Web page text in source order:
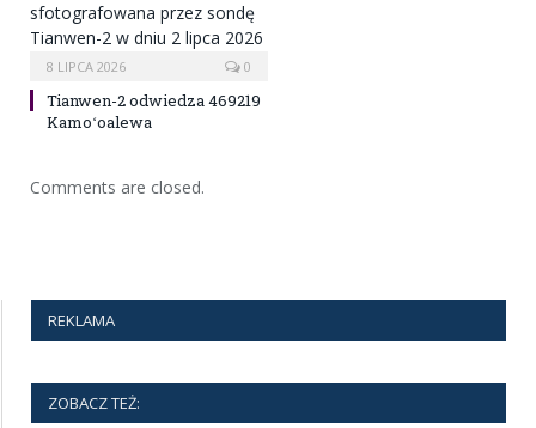
8 LIPCA 2026 0
Tianwen-2 odwiedza 469219
Kamoʻoalewa
Comments are closed.
REKLAMA
ZOBACZ TEŻ: